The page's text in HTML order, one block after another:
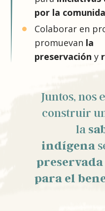
por la
Colaborar en
promuevan la
preservación y
Juntos, nos
construir
la
indígena
preservada
para el